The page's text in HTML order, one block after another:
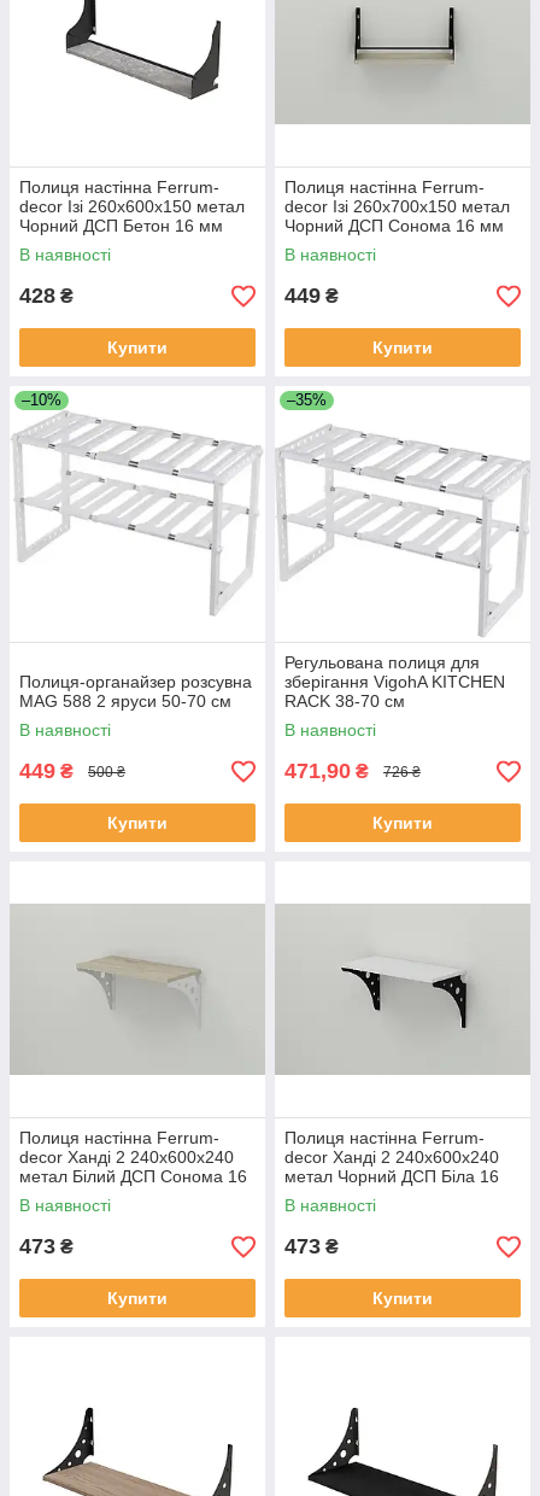
Полиця настінна Ferrum-
decor Ізі 260x600x150 метал
Чорний ДСП Бетон 16 мм
(IZI0028)
В наявності
428 ₴
Купити
Полиця настінна Ferrum-
decor Ізі 260x700x150 метал
Чорний ДСП Сонома 16 мм
(IZI0046)
В наявності
449 ₴
Купити
–10%
Полиця-органайзер розсувна
MAG 588 2 яруси 50-70 см
В наявності
449 ₴ 500 ₴
Купити
–35%
Регульована полиця для
зберігання VigohA KITCHEN
RACK 38-70 см
В наявності
471,90 ₴ 726 ₴
Купити
Полиця настінна Ferrum-
decor Ханді 2 240x600x240
метал Білий ДСП Сонома 16
мм (XND0032)
В наявності
473 ₴
Купити
Полиця настінна Ferrum-
decor Ханді 2 240x600x240
метал Чорний ДСП Біла 16
мм (XND0022)
В наявності
473 ₴
Купити